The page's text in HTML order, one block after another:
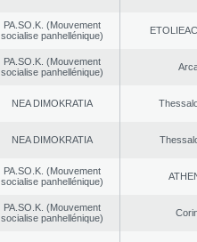
PA.SO.K. (Mouvement
socialise panhellénique)
PA.SO.K. (Mouvement
socialise panhellénique)
NEA DΙMOKRATIA
NEA DΙMOKRATIA
PA.SO.K. (Mouvement
socialise panhellénique)
PA.SO.K. (Mouvement
socialise panhellénique)